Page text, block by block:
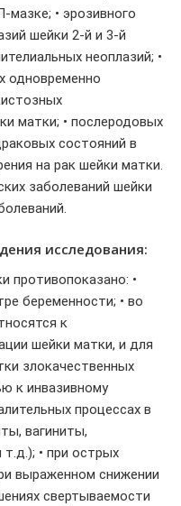
• эрозивного
шейки 2-й и 3-й
неоплазий; •
одновременно
матки; • послеродовых
состояний в
на рак шейки матки.
заболеваний шейки
исследования:
противопоказано: •
беременности; • во
к
шейки матки, и для
злокачественных
к инвазивному
процессах в
вагиниты,
• при острых
выраженном снижении
свертываемости